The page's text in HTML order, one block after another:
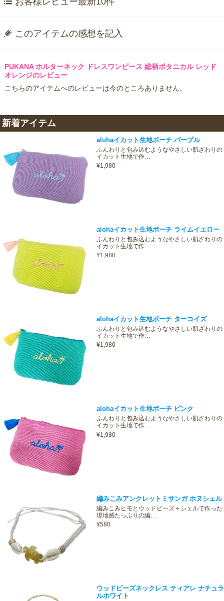
このアイテムの感想を記入
PUKANA ホルターネック ドレスワンピース 総柄ボタニカル レッド
オレンジのレビュー
こちらのアイテムへのレビューは今のところありません。
新着アイテム
alohaイカット生地ポーチ パープル
ふんわりと包み込むようなやさしい肌ざわりの
イカット生地で作…
¥1,980
alohaイカット生地ポーチ ライムイエロー
ふんわりと包み込むようなやさしい肌ざわりの
イカット生地で作…
¥1,980
alohaイカット生地ポーチ ターコイズ
ふんわりと包み込むようなやさしい肌ざわりの
イカット生地で作…
¥1,980
alohaイカット生地ポーチ ピンク
ふんわりと包み込むようなやさしい肌ざわりの
イカット生地で作…
¥1,980
編みこみアンクレットミサンガ ホヌシェル
編みこみヒモとウッドビーズ＋シェルで作った
現地感たっぷりの編…
¥580
ウッドビーズネックレス ティアレ ナチュラ
ルホワイト